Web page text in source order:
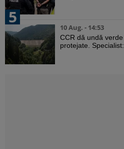
5
10 Aug. - 14:53
CCR dă undă
protejate. Specialist: